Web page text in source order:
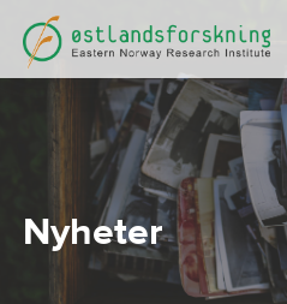
Nyheter